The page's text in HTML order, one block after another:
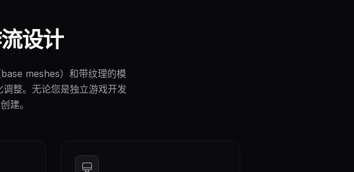
设计
meshes）和带纹理的模
整。无论您是独立游戏开发
建。